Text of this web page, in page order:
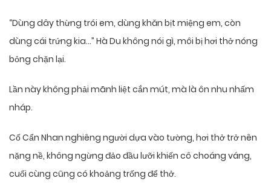
“Dùng dây thừng trói em, dùng khăn bịt miệng em, còn
dùng cái trứng kia…” Hà Du không nói gì, môi bị hơi thở nóng
bỏng chặn lại.
Lần này không phải mãnh liệt cắn mút, mà là ôn nhu nhấm
nháp.
Cố Cẩn Nhan nghiêng người dựa vào tường, hơi thở trở nên
nặng nề, không ngừng đảo đầu lưỡi khiến cô choáng váng,
cuối cùng cũng có khoảng trống để thở.